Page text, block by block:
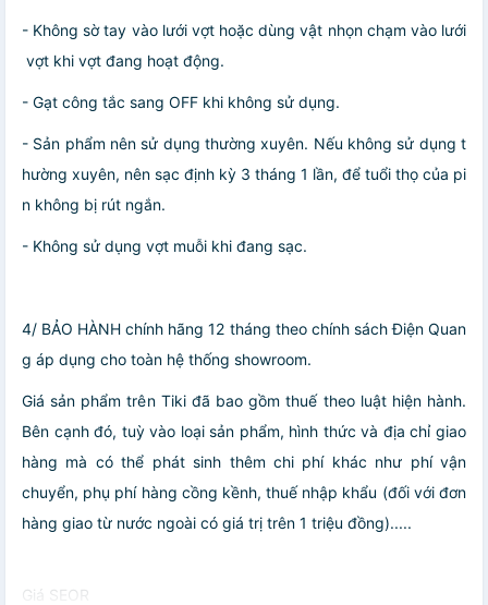
- Không sờ tay vào lưới vợt hoặc dùng vật nhọn chạm vào lưới
vợt khi vợt đang hoạt động.
- Gạt công tắc sang OFF khi không sử dụng.
- Sản phẩm nên sử dụng thường xuyên. Nếu không sử dụng t
hường xuyên, nên sạc định kỳ 3 tháng 1 lần, để tuổi thọ của pi
n không bị rút ngắn.
- Không sử dụng vợt muỗi khi đang sạc.
4/ BẢO HÀNH chính hãng 12 tháng theo chính sách Điện Quan
g áp dụng cho toàn hệ thống showroom.
Giá sản phẩm trên Tiki đã bao gồm thuế theo luật hiện hành.
Bên cạnh đó, tuỳ vào loại sản phẩm, hình thức và địa chỉ giao
hàng mà có thể phát sinh thêm chi phí khác như phí vận
chuyển, phụ phí hàng cồng kềnh, thuế nhập khẩu (đối với đơn
hàng giao từ nước ngoài có giá trị trên 1 triệu đồng).....
Giá SEOR